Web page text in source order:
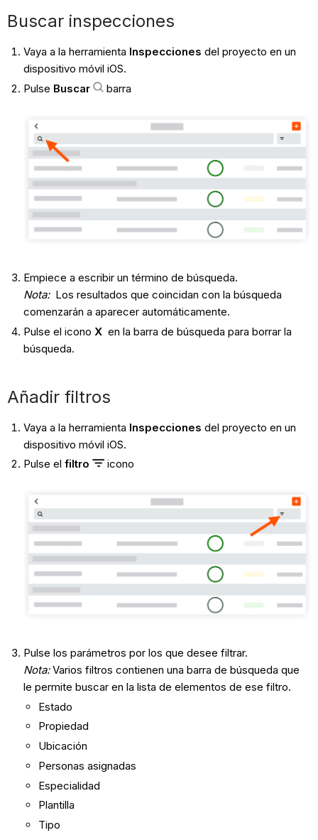
Buscar inspecciones
Vaya a la herramienta Inspecciones del proyecto en un
dispositivo móvil iOS.
Pulse Buscar barra
Empiece a escribir un término de búsqueda.
Nota:Los resultados que coincidan con la búsqueda
comenzarán a aparecer automáticamente.
Pulse el icono Xen la barra de búsqueda para borrar la
búsqueda.
Añadir filtros
Vaya a la herramienta Inspecciones del proyecto en un
dispositivo móvil iOS.
Pulse el filtro icono
Pulse los parámetros por los que desee filtrar.
Nota:Varios filtros contienen una barra de búsqueda que
le permite buscar en la lista de elementos de ese filtro.
Estado
Propiedad
Ubicación
Personas asignadas
Especialidad
Plantilla
Tipo